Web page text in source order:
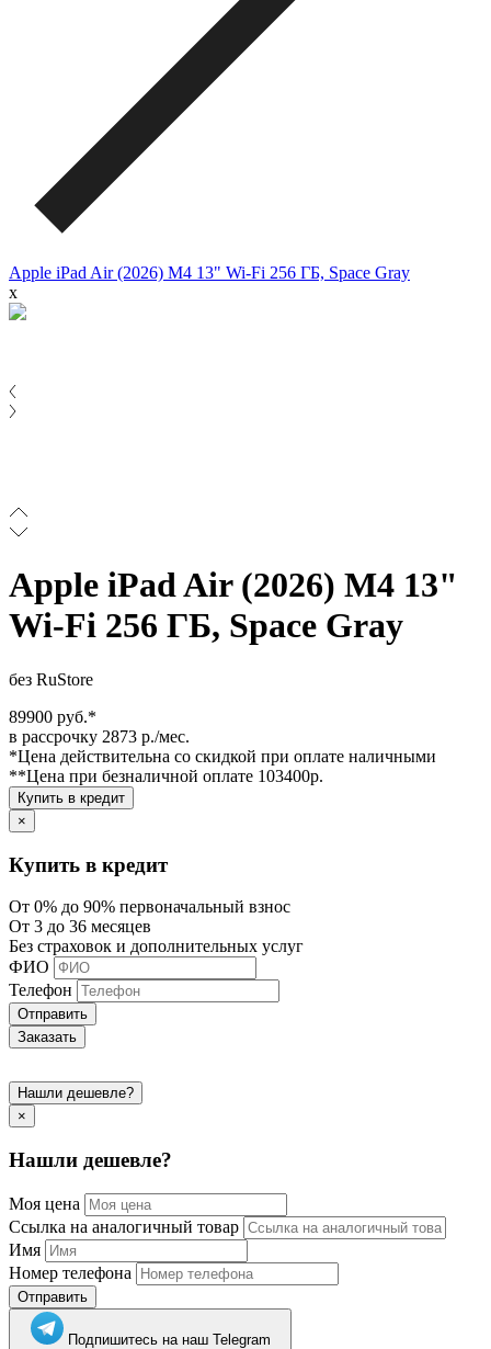
Apple iPad Air (2026) M4 13" Wi-Fi 256 ГБ, Space Gray
x
Apple iPad Air (2026) M4 13"
Wi-Fi 256 ГБ, Space Gray
без RuStore
89900 руб.*
в рассрочку 2873 р./мес.
*Цена действительна со скидкой при оплате наличными
**Цена при безналичной оплате 103400р.
Купить в кредит
×
Купить в кредит
От 0% до 90% первоначальный взнос
От 3 до 36 месяцев
Без страховок и дополнительных услуг
ФИО
Телефон
Отправить
Заказать
Нашли дешевле?
×
Нашли дешевле?
Моя цена
Ссылка на аналогичный товар
Имя
Номер телефона
Отправить
Подпишитесь на наш Telegram